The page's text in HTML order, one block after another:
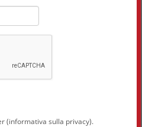
(informativa sulla privacy).